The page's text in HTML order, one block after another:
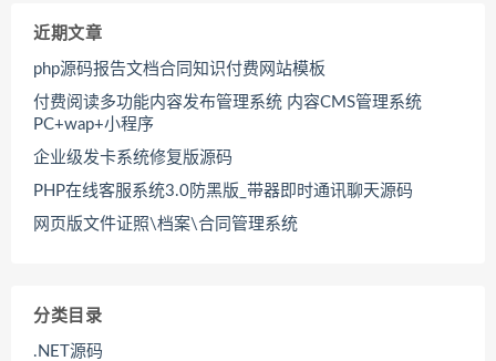
近期文章
php源码报告文档合同知识付费网站模板
付费阅读多功能内容发布管理系统 内容CMS管理系统
PC+wap+小程序
企业级发卡系统修复版源码
PHP在线客服系统3.0防黑版_带器即时通讯聊天源码
网页版文件证照\档案\合同管理系统
分类目录
.NET源码